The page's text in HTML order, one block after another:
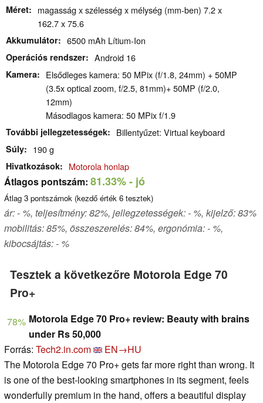
Méret
magasság x szélesség x mélység (mm-ben) 7.2 x
162.7 x 75.6
Akkumulátor 6500 mAh Lítium-Ion
Operációs rendszer Android 16
Kamera
Elsődleges kamera: 50 MPix (f/1.8, 24mm) + 50MP
(3.5x optical zoom, f/2.5, 81mm)+ 50MP (f/2.0,
12mm)
Másodlagos kamera: 50 MPix f/1.9
További jellegzetességek Billentyűzet: Virtual keyboard
Súly 190 g
Hivatkozások Motorola honlap
Átlagos pontszám: 81.33%- jó
Átlag 3 pontszámok (kezdő érték 6 tesztek)
ár: - %, teljesítmény: 82%, jellegzetességek: - %, kijelző: 83%
mobilitás: 85%, összeszerelés: 84%, ergonómia: - %,
kibocsájtás: - %
Tesztek a következőre Motorola Edge 70
Pro+
78% Motorola Edge 70 Pro+ review: Beauty with brains
under Rs 50,000
Forrás: Tech2.in.com
EN→HU
The Motorola Edge 70 Pro+ gets far more right than wrong. It
is one of the best-looking smartphones in its segment, feels
wonderfully premium in the hand, offers a beautiful display